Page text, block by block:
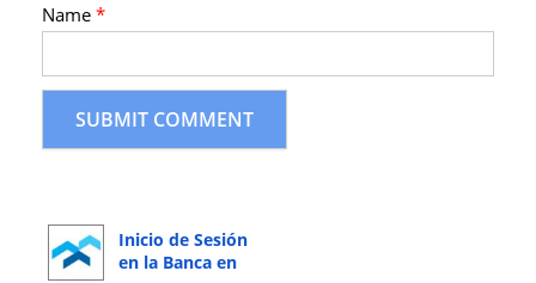
Name*
Inicio de Sesión
en la Banca en